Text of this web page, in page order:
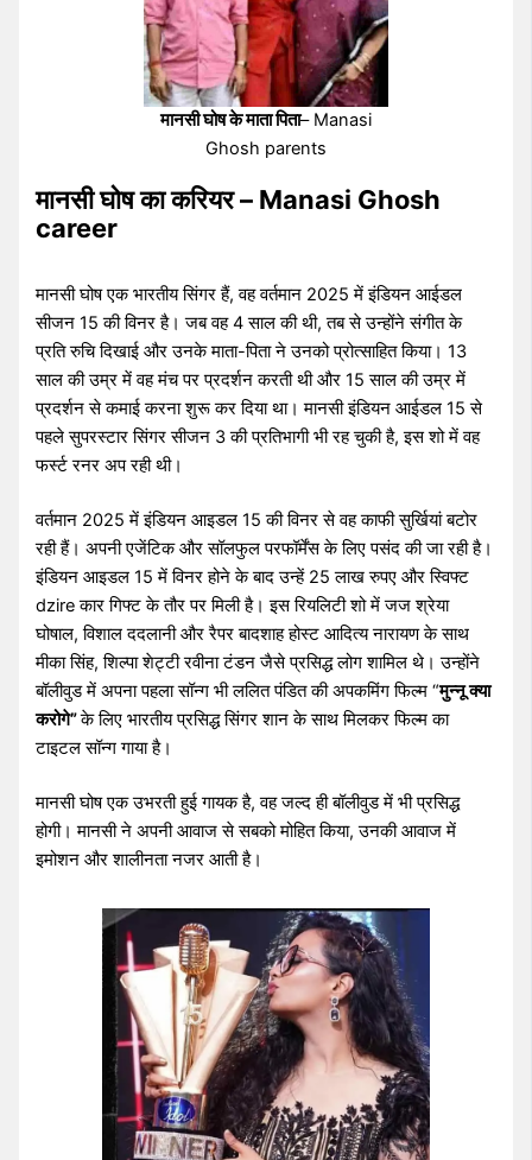
मानसी घोष के माता पिता– Manasi
Ghosh parents
मानसी घोष का करियर – Manasi Ghosh
career
मानसी घोष एक भारतीय सिंगर हैं, वह वर्तमान 2025 में इंडियन आईडल
सीजन 15 की विनर है। जब वह 4 साल की थी, तब से उन्होंने संगीत के
प्रति रुचि दिखाई और उनके माता-पिता ने उनको प्रोत्साहित किया। 13
साल की उम्र में वह मंच पर प्रदर्शन करती थी और 15 साल की उम्र में
प्रदर्शन से कमाई करना शुरू कर दिया था। मानसी इंडियन आईडल 15 से
पहले सुपरस्टार सिंगर सीजन 3 की प्रतिभागी भी रह चुकी है, इस शो में वह
फर्स्ट रनर अप रही थी।
वर्तमान 2025 में इंडियन आइडल 15 की विनर से वह काफी सुर्खियां बटोर
रही हैं। अपनी एजेंटिक और सॉलफुल परफॉर्मेंस के लिए पसंद की जा रही है।
इंडियन आइडल 15 में विनर होने के बाद उन्हें 25 लाख रुपए और स्विफ्ट
dzire कार गिफ्ट के तौर पर मिली है। इस रियलिटी शो में जज श्रेया
घोषाल, विशाल ददलानी और रैपर बादशाह होस्ट आदित्य नारायण के साथ
मीका सिंह, शिल्पा शेट्टी रवीना टंडन जैसे प्रसिद्ध लोग शामिल थे। उन्होंने
बॉलीवुड में अपना पहला सॉन्ग भी ललित पंडित की अपकमिंग फिल्म “मुन्नू क्या
करोगे”के लिए भारतीय प्रसिद्ध सिंगर शान के साथ मिलकर फिल्म का
टाइटल सॉन्ग गाया है।
मानसी घोष एक उभरती हुई गायक है, वह जल्द ही बॉलीवुड में भी प्रसिद्ध
होगी। मानसी ने अपनी आवाज से सबको मोहित किया, उनकी आवाज में
इमोशन और शालीनता नजर आती है।